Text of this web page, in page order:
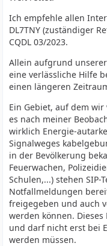
Ich empfehle allen
DL7TNY (zuständiger
CQDL 03/2023.
Allein aufgrund
eine verlässliche Hilfe
einen längeren
Ein Gebiet, auf dem
es nach meiner
wirklich Energie-
Signalweges
in der Bevölkerung
Feuerwachen,
Schulen,...) stehen
Notfallmeldungen
freigegeben und auch
werden können.
und darf nicht erst bei
werden müssen.